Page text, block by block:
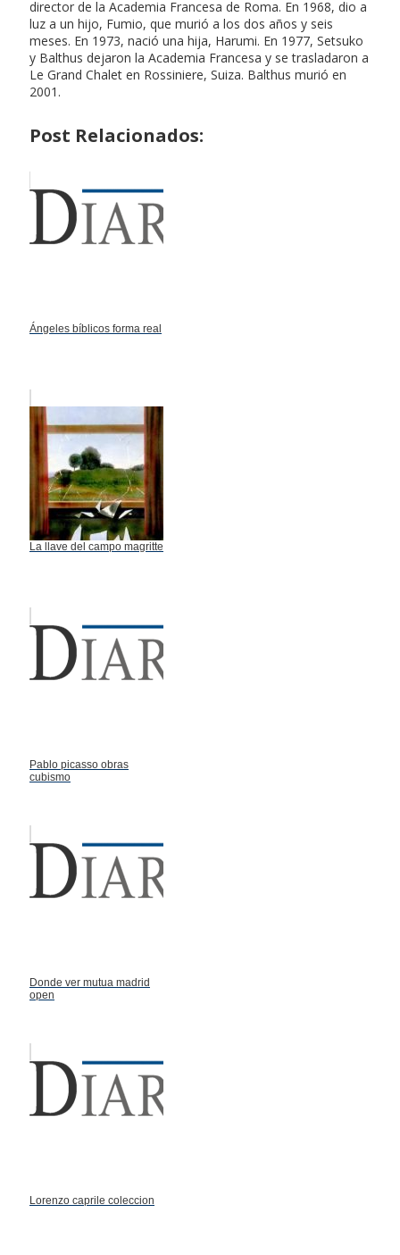
director de la Academia Francesa de Roma. En 1968, dio a
luz a un hijo, Fumio, que murió a los dos años y seis
meses. En 1973, nació una hija, Harumi. En 1977, Setsuko
y Balthus dejaron la Academia Francesa y se trasladaron a
Le Grand Chalet en Rossiniere, Suiza. Balthus murió en
2001.
Post Relacionados:
Ángeles bíblicos forma real
La llave del campo magritte
Pablo picasso obras
cubismo
Donde ver mutua madrid
open
Lorenzo caprile coleccion